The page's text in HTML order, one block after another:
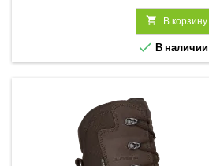
 В корзину
 В наличии